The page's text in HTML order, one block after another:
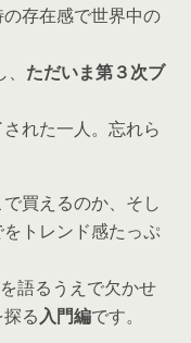
存在感で世界中の
ただいま第３次ブ
れた一人。忘れら
買えるのか、そし
トレンド感たっぷ
語るうえで欠かせ
る入門編です。